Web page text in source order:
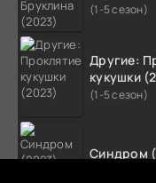
(1-5 сезон)
Другие:
кукушки
(1-5 сезон)
Синдром